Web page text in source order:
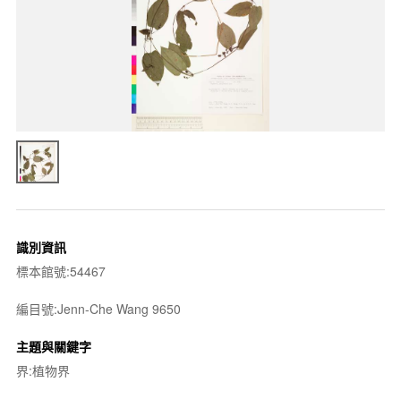
識別資訊
標本館號:54467
編目號:Jenn-Che Wang 9650
主題與關鍵字
界:植物界